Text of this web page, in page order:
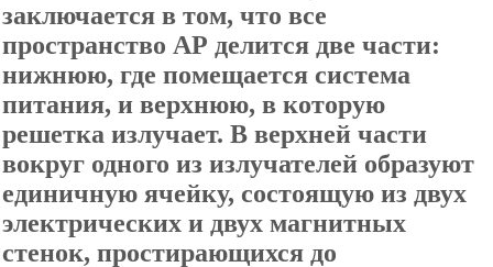
заключается в том, что все
пространство АР делится две части:
нижнюю, где помещается система
питания, и верхнюю, в которую
решетка излучает. В верхней части
вокруг одного из излучателей образуют
единичную ячейку, состоящую из двух
электрических и двух магнитных
стенок, простирающихся до